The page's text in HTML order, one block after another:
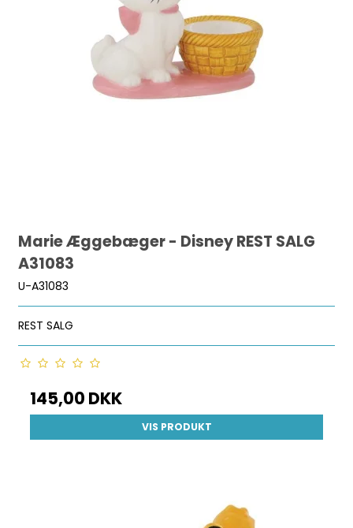
Marie Æggebæger - Disney REST SALG
A31083
U-A31083
REST SALG
145,00 DKK
VIS PRODUKT